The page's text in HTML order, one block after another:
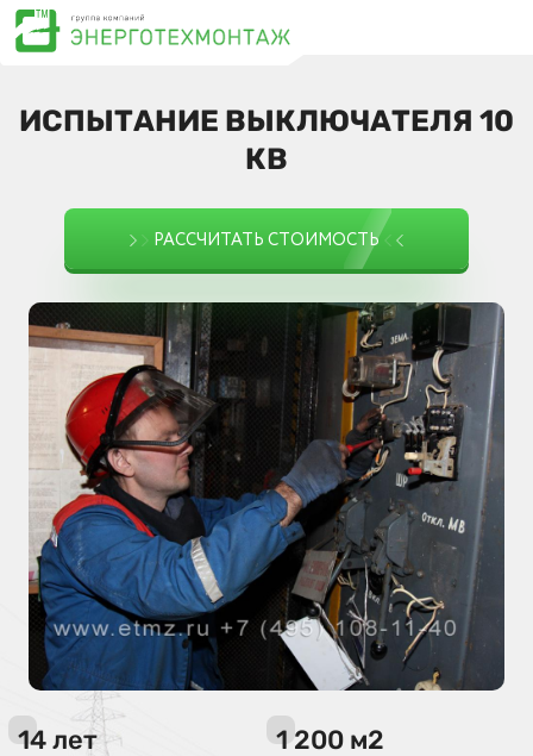
ИСПЫТАНИЕ ВЫКЛЮЧАТЕЛЯ 10
КВ
РАССЧИТАТЬ СТОИМОСТЬ
14лет 1 200м2